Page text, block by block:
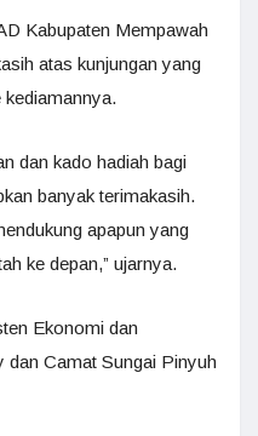
Kabupaten Mempawah
atas kunjungan yang
dan kado hadiah bagi
banyak terimakasih.
apapun yang
ke depan,” ujarnya.
Ekonomi dan
Camat Sungai Pinyuh